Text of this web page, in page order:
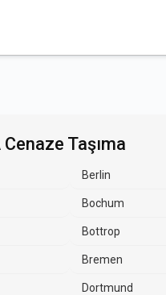
Taşıma
Berlin
Bochum
Bottrop
Bremen
Dortmund